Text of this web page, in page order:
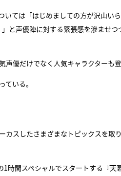
ては「はじめましての方が沢山い
と声優陣に対する緊張感を滲ませ
優だけでなく人気キャラクターも
いる。
スしたさまざまなトピックスを取
時間スペシャルでスタートする『